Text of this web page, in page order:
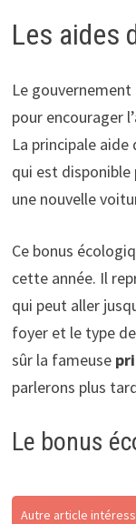
Les aides
Le
pour encourager
La principale
qui est
une nouvelle
Ce bonus
cette année. Il
qui peut aller
foyer et le type
sûr la fameuse
parlerons plus
Le bonus
Autre article